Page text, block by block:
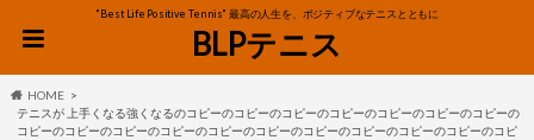
"Best Life Positive Tennis" 最高の人生を、ポジティブなテニスとともに
BLPテニス
HOME
テニスが 上手くなる強くなるのコピーのコピーのコピーのコピーのコピーのコピーのコピーの
コピーのコピーのコピーのコピーのコピーのコピーのコピーのコピーのコピーのコピーのコピ